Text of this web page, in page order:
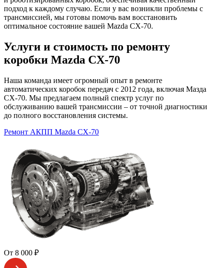
подход к каждому случаю. Если у вас возникли проблемы с
трансмиссией, мы готовы помочь вам восстановить
оптимальное состояние вашей Mazda CX-70.
Услуги и стоимость по ремонту
коробки Mazda CX-70
Наша команда имеет огромный опыт в ремонте
автоматических коробок передач с 2012 года, включая Мазда
CX-70. Мы предлагаем полный спектр услуг по
обслуживанию вашей трансмиссии – от точной диагностики
до полного восстановления системы.
Ремонт АКПП Mazda CX-70
От 8 000 ₽